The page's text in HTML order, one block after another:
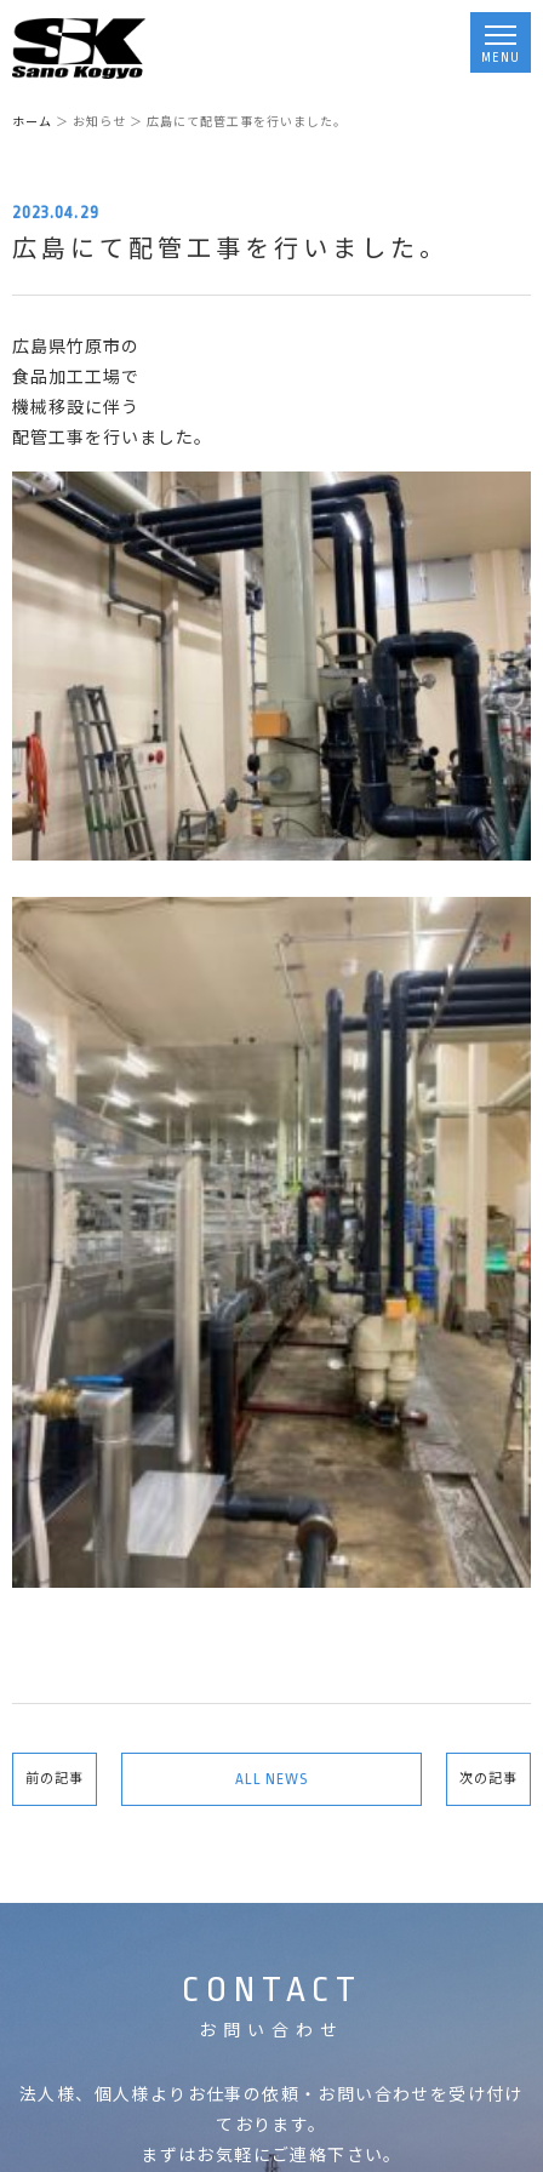
ホーム ＞ お知らせ ＞ 広島にて配管工事を行いました。
2023.04.29
広島にて配管工事を行いました。
広島県竹原市の
食品加工工場で
機械移設に伴う
配管工事を行いました。
前の記事 ALL NEWS 次の記事
CONTACT
お問い合わせ
法人様、個人様よりお仕事の依頼・お問い合わせを受け付け
ております。
まずはお気軽にご連絡下さい。